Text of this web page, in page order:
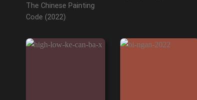
The Chinese Painting
Code (2022)